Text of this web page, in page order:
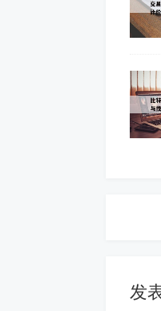
四
量化
动，
短
发